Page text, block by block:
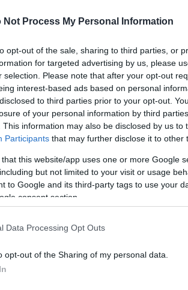
Not Process My Personal Information
opt-out of the sale, sharing to third parties, or
for targeted advertising by us, please
selection. Please note that after your opt-out
interest-based ads based on personal
to third parties prior to your opt-out.
of your personal information by third
This information may also be disclosed by us to
Participants that may further disclose it to other
that this website/app uses one or more Google
but not limited to your visit or usage
to Google and its third-party tags to use your
consent section.
Data Processing Opt Outs
opt-out of the Sharing of my personal data.
la soluzione perfetta per
pubblicità di coperte rinfrescanti.
vere? In questo articolo,
se possono davvero aiutarti a
a scoprire la verità? 🔍